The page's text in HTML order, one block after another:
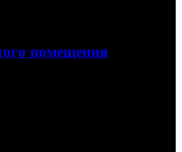
помещения